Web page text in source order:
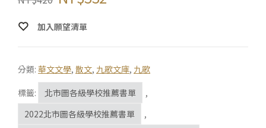
加入願望清單
分類: 華文文學, 散文, 九歌文庫, 九歌
標籤:
北市圖各級學校推薦書單
,
2022北市圖各級學校推薦書單
,